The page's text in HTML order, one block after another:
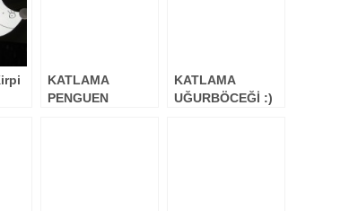
KATLAMA
PENGUEN
KATLAMA
UĞURBÖCEĞİ :)